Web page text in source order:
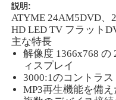
説明:
ATYME 24AM5DVD、
HD LED TV フラット
主な特長
解像度 1366x768 の
ィスプレイ
3000:1のコントラ
MP3再生機能を備